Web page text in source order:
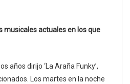
musicales actuales en los que
años dirijo ‘La Araña Funky’,
Los martes en la noche